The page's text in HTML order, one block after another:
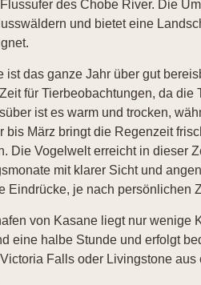
des Chobe River. Die
und bietet eine
ist das ganze Jahr über gut
für Tierbeobachtungen, da
ist es warm und trocken,
bis März bringt die Regenzeit
Die Vogelwelt erreicht in dieser
mit klarer Sicht und
Eindrücke, je nach persönlichen
von Kasane liegt nur wenige
eine halbe Stunde und erfolgt
Falls oder Livingstone